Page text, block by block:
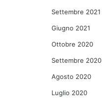
Settembre 2021
Giugno 2021
Ottobre 2020
Settembre 2020
Agosto 2020
Luglio 2020